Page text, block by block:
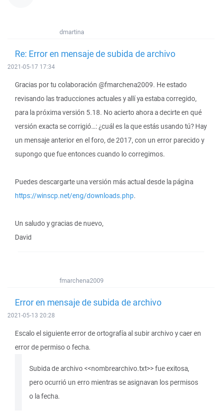
dmartina
Re: Error en mensaje de subida de archivo
2021-05-17 17:34
Gracias por tu colaboración @fmarchena2009. He estado
revisando las traducciones actuales y allí ya estaba corregido,
para la próxima versión 5.18. No acierto ahora a decirte en qué
versión exacta se corrigió…: ¿cuál es la que estás usando tú? Hay
un mensaje anterior en el foro, de 2017, con un error parecido y
supongo que fue entonces cuando lo corregimos.
Puedes descargarte una versión más actual desde la página
https://winscp.net/eng/downloads.php.
Un saludo y gracias de nuevo,
David
fmarchena2009
Error en mensaje de subida de archivo
2021-05-13 20:28
Escalo el siguiente error de ortografía al subir archivo y caer en
error de permiso o fecha.
Subida de archivo <<nombrearchivo.txt>> fue exitosa,
pero ocurrió un erro mientras se asignavan los permisos
o la fecha.